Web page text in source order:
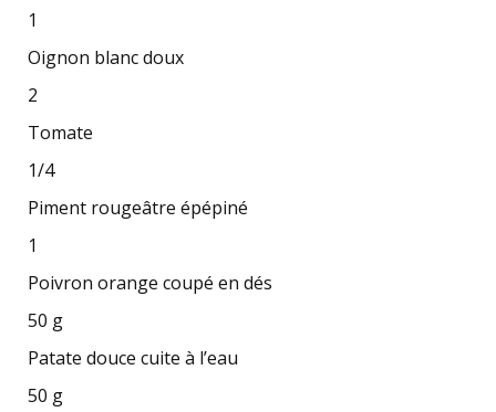
1
Oignon blanc doux
2
Tomate
1/4
Piment rougeâtre épépiné
1
Poivron orange coupé en dés
50 g
Patate douce cuite à l’eau
50 g